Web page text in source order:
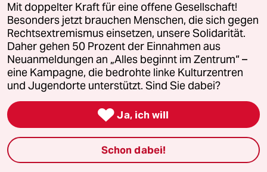
RZ Rolf Zimmermann
30.01.2023,15:05 Uhr
Das Fahrzeug ist gemäß Foto und
Beschreibung ein Ampera-e, ein Derivat des
Chevrolet Bolt. Der Ampera ist ein anderes
Modell und als serieller Hybrid sogar ein
anderer Fahrzeugtyp.
Die hamburger Feuerwehr beklagt sich
ernsthaft, dass es zu wenig Ladestationen
gibt? Das ist schlicht lächerlich. 22 kW sind an
Mit doppelter Kraft für eine offene Gesellschaft!
Besonders jetzt brauchen Menschen, die sich gegen
Rechtsextremismus einsetzen, unsere Solidarität.
Daher gehen 50 Prozent der Einnahmen aus
Neuanmeldungen an „Alles beginnt im Zentrum“ –
eine Kampagne, die bedrohte linke Kulturzentren
und Jugendorte unterstützt. Sind Sie dabei?
 Ja, ich will
Schon dabei!